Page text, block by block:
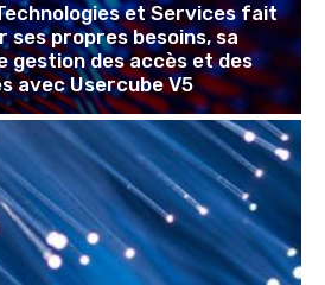
et Services fait
ses propres besoins, sa
gestion des accès et des
avec Usercube V5